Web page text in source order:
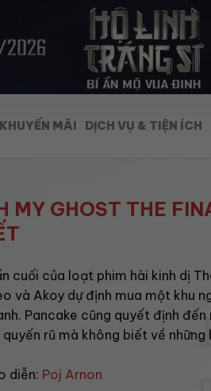
MÃI DỊCH VỤ & TIỆN ÍCH
MY GHOST THE
cuối của loạt phim hài kinh dị
và Akoy dự định mua một khu
Pancake cũng quyết định
quyến rũ mà không biết về
diễn: Poj Arnon